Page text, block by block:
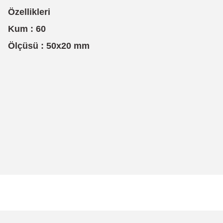
Özellikleri
Kum : 60
Ölçüsü : 50x20 mm